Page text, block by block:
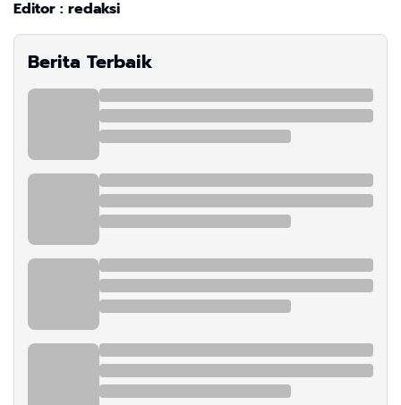
Editor : redaksi
Berita Terbaik